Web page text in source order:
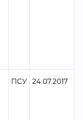
ПСУ 24.07.2017